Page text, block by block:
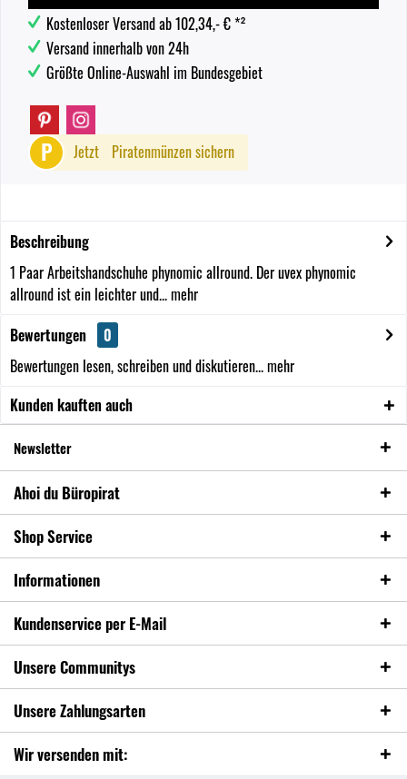
Kostenloser Versand ab 102,34,- € *²
Versand innerhalb von 24h
Größte Online-Auswahl im Bundesgebiet
P Jetzt Piratenmünzen sichern
Beschreibung
1 Paar Arbeitshandschuhe phynomic allround. Der uvex phynomic
allround ist ein leichter und...mehr
Bewertungen
0
Bewertungen lesen, schreiben und diskutieren...mehr
Kunden kauften auch
Newsletter
Ahoi du Büropirat
Shop Service
Informationen
Kundenservice per E-Mail
Unsere Communitys
Unsere Zahlungsarten
Wir versenden mit: